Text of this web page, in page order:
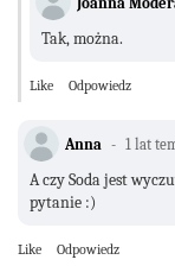
Tak, można.
Like Odpowiedz
Anna 1 lat
A czy Soda jest
pytanie :)
Like Odpowiedz